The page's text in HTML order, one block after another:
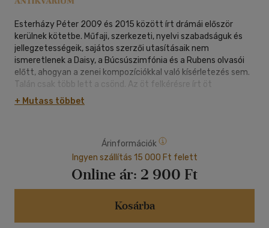
Esterházy Péter 2009 és 2015 között írt drámái először
kerülnek kötetbe. Műfaji, szerkezeti, nyelvi szabadságuk és
jellegzetességeik, sajátos szerzői utasításaik nem
ismeretlenek a Daisy, a Búcsúszimfónia és a Rubens olvasói
előtt, ahogyan a zenei kompozíciókkal való kísérletezés sem.
Talán csak több lett a csönd. Az öt felkérésre írt öt
különböző, saját törvényekkel bíró szöveg a korábbi művekkel,
az európai drámairodalommal és egymással is szüntelenül
család, hagyomány, válság és felelősség, hit, szabad akarat,
alkotás és pusztulás a szín változik, a drámák közösek.
Rémület, vidámság, bizakodás és kilátástalanság.
(csönd vagy zene, vagy csönd, mely zene)
Esterházy Péter egyik nagy drámaírói teljesítménye ez.
+ Mutass többet
Árinformációk
Ingyen szállítás 15 000 Ft felett
Online ár: 2 900 Ft
Kosárba